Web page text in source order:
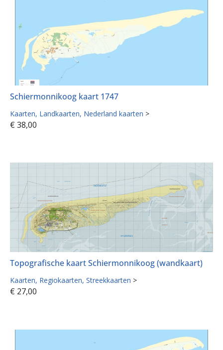
Schiermonnikoog kaart 1747
Kaarten Landkaarten Nederland kaarten >
€ 38,00
Topografische kaart Schiermonnikoog (wandkaart)
Kaarten Regiokaarten Streekkaarten >
€ 27,00